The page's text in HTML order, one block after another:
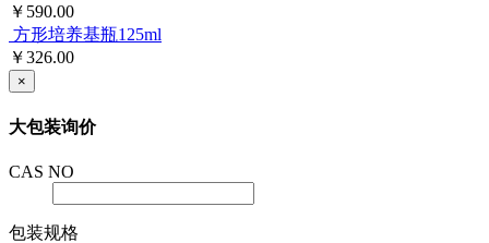
￥590.00
方形培养基瓶125ml
￥326.00
×
大包装询价
CAS NO
包装规格